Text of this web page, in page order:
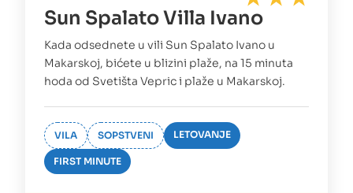
Sun Spalato Villa Ivano
Kada odsednete u vili Sun Spalato Ivano u
Makarskoj, bićete u blizini plaže, na 15 minuta
hoda od Svetišta Vepric i plaže u Makarskoj.
VILA SOPSTVENI LETOVANJE
FIRST MINUTE